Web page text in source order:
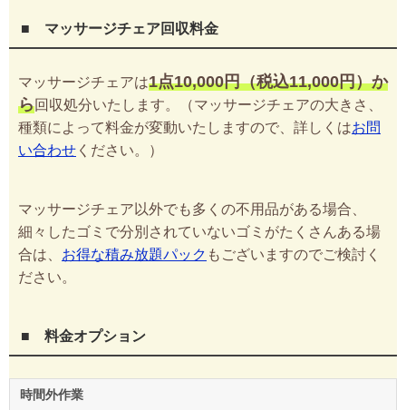
■ マッサージチェア回収料金
マッサージチェアは1点10,000円（税込11,000円）か
ら回収処分いたします。（マッサージチェアの大きさ、
種類によって料金が変動いたしますので、詳しくはお問
い合わせ ください。）
マッサージチェア以外でも多くの不用品がある場合、
細々したゴミで分別されていないゴミがたくさんある場
合は、 お得な積み放題パック もございますのでご検討く
ださい。
■ 料金オプション
時間外作業